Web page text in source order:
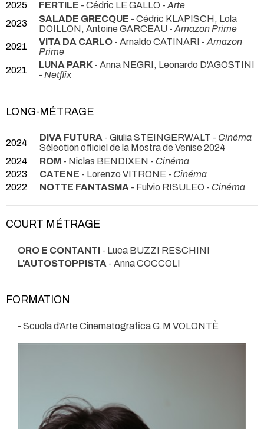
2025 FERTILE - Cédric LE GALLO - Arte
2023
SALADE GRECQUE - Cédric KLAPISCH, Lola
DOILLON, Antoine GARCEAU - Amazon Prime
2021
VITA DA CARLO - Arnaldo CATINARI - Amazon
Prime
2021
LUNA PARK - Anna NEGRI, Leonardo D'AGOSTINI
- Netflix
LONG-MÉTRAGE
2024 DIVA FUTURA - Giulia STEINGERWALT - Cinéma
Sélection officiel de la Mostra de Venise 2024
2024
ROM - Niclas BENDIXEN - Cinéma
2023
CATENE - Lorenzo VITRONE - Cinéma
2022
NOTTE FANTASMA - Fulvio RISULEO - Cinéma
COURT MÉTRAGE
ORO E CONTANTI - Luca BUZZI RESCHINI
L'AUTOSTOPPISTA - Anna COCCOLI
FORMATION
- Scuola d'Arte Cinematografica G.M VOLONTÈ